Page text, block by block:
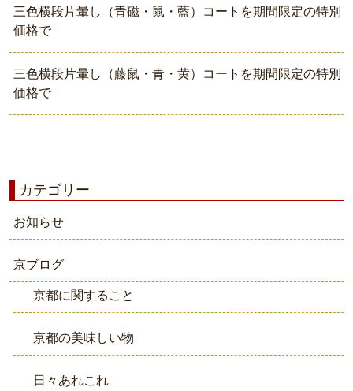
三色横段片暈し（青磁・鼠・藍）コートを期間限定の特別
価格で
三色横段片暈し（藤鼠・青・黄）コートを期間限定の特別
価格で
カテゴリー
お知らせ
京ブログ
京都に関すること
京都の美味しい物
日々あれこれ